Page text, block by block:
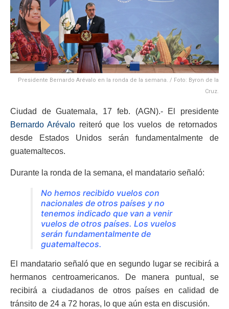
Presidente Bernardo Arévalo en la ronda de la semana. / Foto: Byron de la
Cruz.
Ciudad de Guatemala, 17 feb. (AGN).- El presidente
Bernardo Arévalo reiteró que los vuelos de retornados
desde Estados Unidos serán fundamentalmente de
guatemaltecos.
Durante la ronda de la semana, el mandatario señaló:
No hemos recibido vuelos con
nacionales de otros países y no
tenemos indicado que van a venir
vuelos de otros países. Los vuelos
serán fundamentalmente de
guatemaltecos.
El mandatario señaló que en segundo lugar se recibirá a
hermanos centroamericanos. De manera puntual, se
recibirá a ciudadanos de otros países en calidad de
tránsito de 24 a 72 horas, lo que aún esta en discusión.